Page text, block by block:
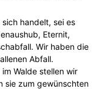
handelt, sei es
Eternit,
Wir haben die
Abfall.
Walde stellen wir
sie zum gewünschten